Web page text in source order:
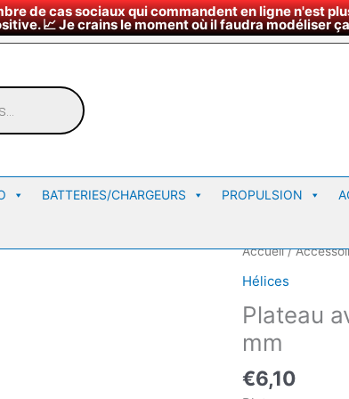
de cas sociaux qui commandent en ligne n'est
📈 Je crains le moment où il faudra modéliser
¤Horaires du magasin ∇ Nous
BATTERIES/CHARGEURS PROPULSION
Accueil/
Hélices
Plateau
mm
€6,10